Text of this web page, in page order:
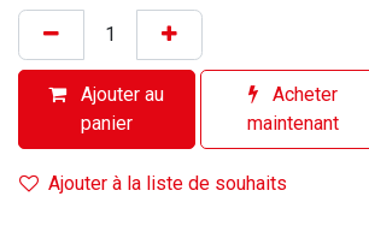
Ajouter au
panier
Acheter
maintenant
Ajouter à la liste de souhaits